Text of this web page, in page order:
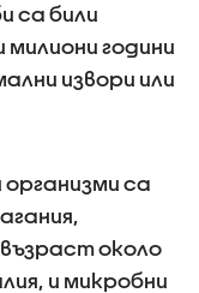
са били
години
извори или
са
около
и микробни